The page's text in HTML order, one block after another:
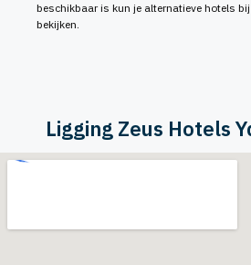
beschikbaar is kun je alternatieve hotels
bekijken.
Ligging Zeus Hotels